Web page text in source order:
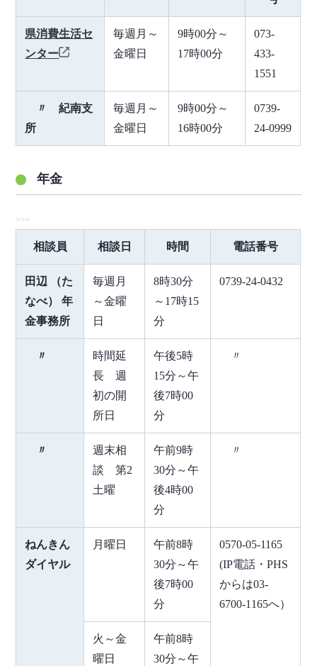
県消費生活セ
ンター
毎週月～
金曜日
9時00分～
17時00分
073-
433-
1551
〃 紀南支
所
毎週月～
金曜日
9時00分～
16時00分
0739-
24-0999
年金
相談員 相談日 時間 電話番号
田辺 （た
なべ） 年
金事務所
毎週月
～金曜
日
8時30分
～17時15
分
0739-24-0432
〃
時間延
長 週
初の開
所日
午後5時
15分～午
後7時00
分
〃
〃
週末相
談 第2
土曜
午前9時
30分～午
後4時00
分
〃
ねんきん
ダイヤル
月曜日
午前8時
30分～午
後7時00
分
0570-05-1165
(IP電話・PHS
からは03-
6700-1165へ）
火～金
曜日
午前8時
30分～午